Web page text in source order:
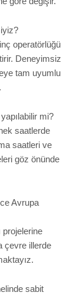
illerde
sabit
göre fiyat